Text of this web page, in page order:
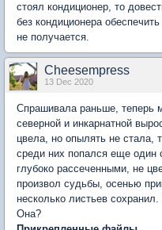
стоял кондиционер, то
без кондиционера
не получается.
Cheesempress
13 Dec 2020
Спрашивала раньше, теперь
северной и инкарнатной
цвела, но опылять не стала,
среди них попался еще один
глубоко рассеченными, не
произвол судьбы, осенью
несколько листьев
Она?